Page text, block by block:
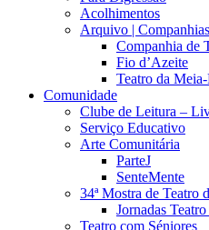
Acolhimentos
Arquivo |
Companhia de
Fio d’Azeite
Teatro da
Comunidade
Clube de Leitura –
Serviço Educativo
Arte Comunitária
ParteJ
SenteMente
34ª Mostra de Teatro
Jornadas
Teatro com Séniores